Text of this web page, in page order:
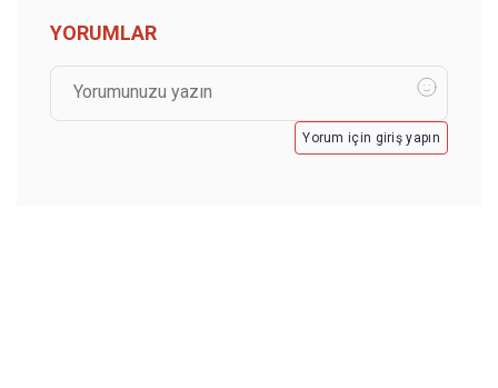
YORUMLAR
Yorum için giriş yapın